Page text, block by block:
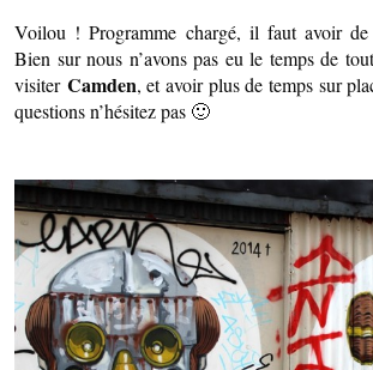
Voilou ! Programme chargé, il faut avoir de
Bien sur nous n’avons pas eu le temps de
visiter Camden, et avoir plus de temps sur
questions n’hésitez pas 🙂